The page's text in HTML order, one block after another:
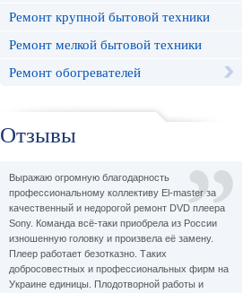
Ремонт крупной бытовой техники
Ремонт мелкой бытовой техники
Ремонт обогревателей
Отзывы
Выражаю огромную благодарность
профессиональному коллективу El-master за
качественный и недорогой ремонт DVD плеера
Sony. Команда всё-таки приобрела из России
изношенную головку и произвела её замену.
Плеер работает безотказно. Таких
добросовестных и профессиональных фирм на
Украине единицы. Плодотворной работы и